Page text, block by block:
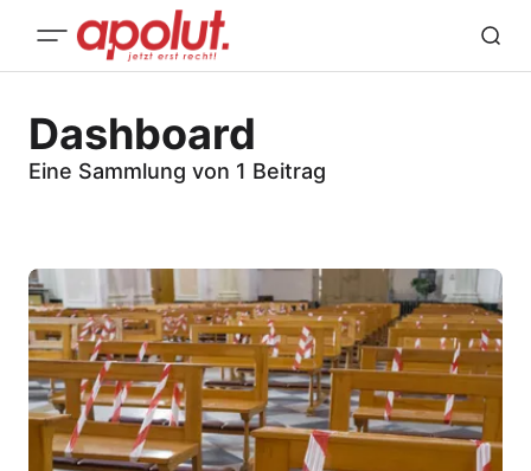
Dashboard
Eine Sammlung von 1 Beitrag